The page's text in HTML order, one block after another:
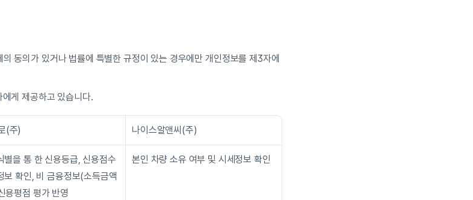
동의가 있거나 법률에 특별한 규정이 있는 경우에만 개인정보를 제3자에
게 제공하고 있습니다.
(주) 나이스알앤씨(주)
별을 통 한 신용등급, 신용점수
보 확인, 비 금융정보(소득금액
용평점 평가 반영
본인 차량 소유 여부 및 시세정보 확인